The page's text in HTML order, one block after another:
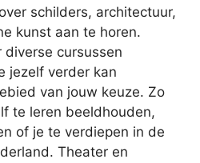
schilders, architectuur,
kunst aan te horen.
cursussen
jezelf verder kan
van jouw keuze. Zo
te leren beeldhouden,
of je te verdiepen in de
Theater en